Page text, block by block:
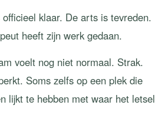
klaar. De arts is tevreden.
heeft zijn werk gedaan.
voelt nog niet normaal. Strak.
Soms zelfs op een plek die
lijkt te hebben met waar het letsel